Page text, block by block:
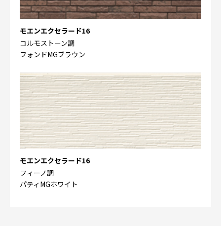
モエンエクセラード16
コルモストーン調
フォンドMGブラウン
モエンエクセラード16
フィーノ調
パティMGホワイト